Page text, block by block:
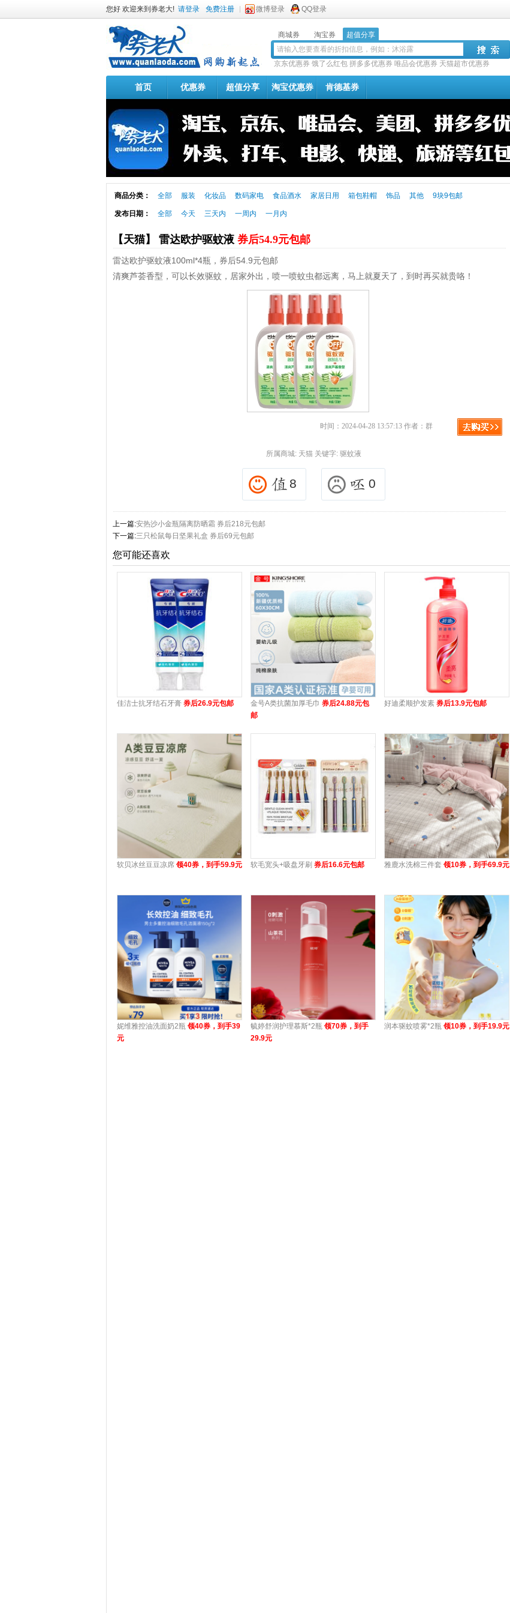
您好 欢迎来到券老大! 请登录 免费注册 微博登录 QQ登录
商城券 淘宝券 超值分享
京东优惠券 饿了么红包 拼多多优惠券 唯品会优惠券 天猫超市优惠券
首页 优惠券 超值分享 淘宝优惠券 肯德基券
商品分类： 全部 服装 化妆品 数码家电 食品酒水 家居日用 箱包鞋帽 饰品 其他 9块9包邮
发布日期： 全部 今天 三天内 一周内 一月内
【天猫】 雷达欧护驱蚊液 券后54.9元包邮
雷达欧护驱蚊液100ml*4瓶，券后54.9元包邮
清爽芦荟香型，可以长效驱蚊，居家外出，喷一喷蚊虫都远离，马上就夏天了，到时再买就贵咯！
时间：2024-04-28 13:57:13 作者：群
所属商城: 天猫关键字: 驱蚊液
8 0
上一篇:安热沙小金瓶隔离防晒霜 券后218元包邮
下一篇:三只松鼠每日坚果礼盒 券后69元包邮
您可能还喜欢
佳洁士抗牙结石牙膏 券后26.9元包邮 金号A类抗菌加厚毛巾 券后24.88元包
邮
好迪柔顺护发素 券后13.9元包邮
软贝冰丝豆豆凉席 领40券，到手59.9元 软毛宽头+吸盘牙刷 券后16.6元包邮 雅鹿水洗棉三件套 领10券，到手69.9元
妮维雅控油洗面奶2瓶 领40券，到手39
元
毓婷舒润护理慕斯*2瓶 领70券，到手
29.9元
润本驱蚊喷雾*2瓶 领10券，到手19.9元
淘宝优惠券+淘宝返利